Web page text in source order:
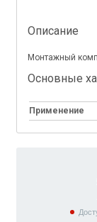
Описание
Монтажный
Основные
Применение